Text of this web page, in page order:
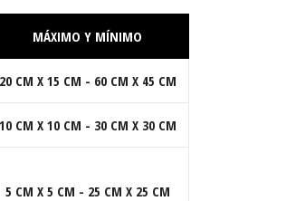
MÁXIMO Y MÍNIMO
20 CM X 15 CM - 60 CM X 45 CM
10 CM X 10 CM - 30 CM X 30 CM
5 CM X 5 CM - 25 CM X 25 CM